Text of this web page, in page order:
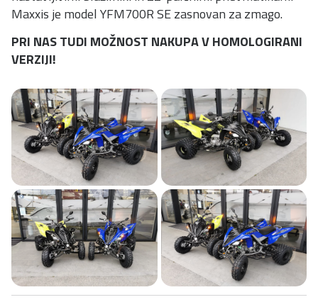
Maxxis je model YFM700R SE zasnovan za zmago.
PRI NAS TUDI MOŽNOST NAKUPA V HOMOLOGIRANI
VERZIJI!